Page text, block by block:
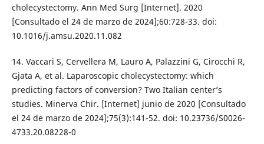
cholecystectomy. Ann Med Surg [Internet]. 2020
[Consultado el 24 de marzo de 2024];60:728-33. doi:
10.1016/j.amsu.2020.11.082
14. Vaccari S, Cervellera M, Lauro A, Palazzini G, Cirocchi R,
Gjata A, et al. Laparoscopic cholecystectomy: which
predicting factors of conversion? Two Italian center’s
studies. Minerva Chir. [Internet] junio de 2020 [Consultado
el 24 de marzo de 2024];75(3):141-52. doi: 10.23736/S0026-
4733.20.08228-0